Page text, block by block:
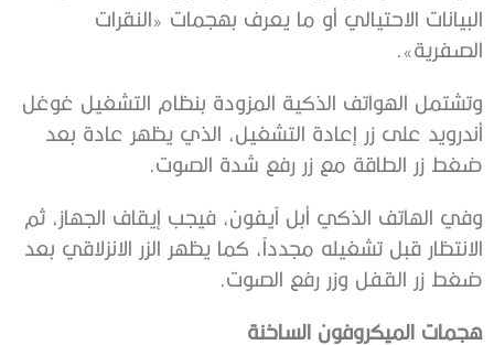
البيانات الاحتيالي أو ما يعرف بهجمات «النقرات
الصفرية».
وتشتمل الهواتف الذكية المزودة بنظام التشغيل غوغل
أندرويد على زر إعادة التشغيل، الذي يظهر عادة بعد
ضغط زر الطاقة مع زر رفع شدة الصوت.
وفي الهاتف الذكي أبل آيفون، فيجب إيقاف الجهاز، ثم
الانتظار قبل تشغيله مجدداً، كما يظهر الزر الانزلاقي بعد
ضغط زر القفل وزر رفع الصوت.
هجمات الميكروفون الساخنة